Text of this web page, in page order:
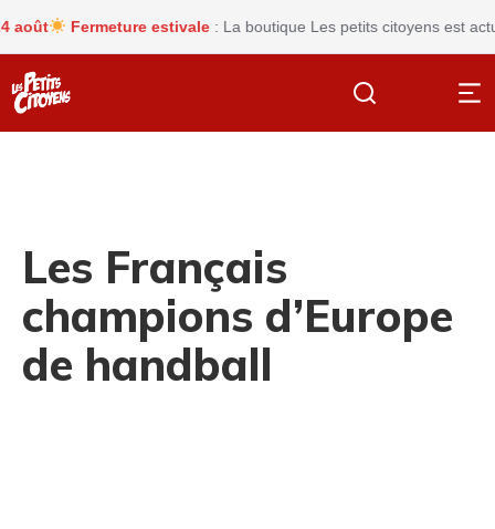
Fermeture estivale: La boutique Les petits citoyens est
Les Français
champions d’Europe
de handball